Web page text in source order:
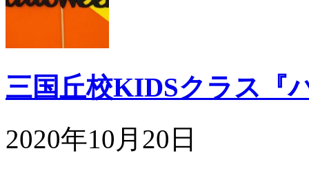
三国丘校KIDSクラス『
2020年10月20日